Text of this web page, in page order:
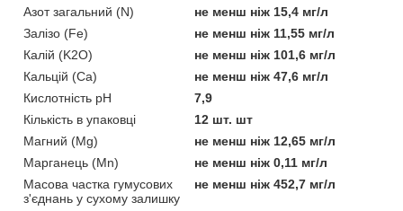
Азот загальний (N)
не менш ніж 15,4 мг/л
Залізо (Fe)
не менш ніж 11,55 мг/л
Калій (K2O)
не менш ніж 101,6 мг/л
Кальцій (Са)
не менш ніж 47,6 мг/л
Кислотність pH
7,9
Кількість в упаковці
12 шт. шт
Магний (Mg)
не менш ніж 12,65 мг/л
Марганець (Mn)
не менш ніж 0,11 мг/л
Масова частка гумусових
з'єднань у сухому залишку
не менш ніж 452,7 мг/л